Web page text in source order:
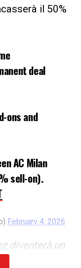
il 50%
deal
ons and
AC Milan
sell-on).
February 4, 2026
diventerà un
definitivo